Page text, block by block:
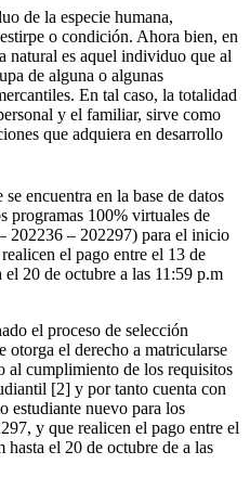
de la especie humana,
o condición. Ahora bien, en
natural es aquel individuo que al
de alguna o algunas
En tal caso, la totalidad
y el familiar, sirve como
que adquiera en desarrollo
encuentra en la base de datos
programas 100% virtuales de
– 202297) para el inicio
el pago entre el 13 de
el 20 de octubre a las 11:59 p.m
el proceso de selección
el derecho a matricularse
al cumplimiento de los requisitos
[2] y por tanto cuenta con
estudiante nuevo para los
y que realicen el pago entre el
hasta el 20 de octubre de a las